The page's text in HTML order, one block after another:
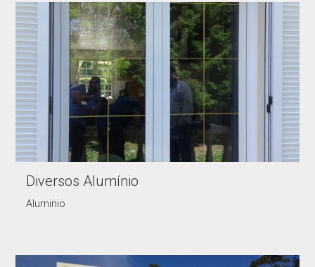
Diversos Alumínio
Aluminio